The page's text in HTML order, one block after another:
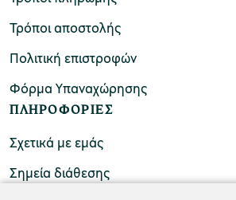
Τρόποι αποστολής
Πολιτική επιστροφών
Φόρμα Υπαναχώρησης
ΠΛΗΡΟΦΟΡΙΕΣ
Σχετικά με εμάς
Σημεία διάθεσης